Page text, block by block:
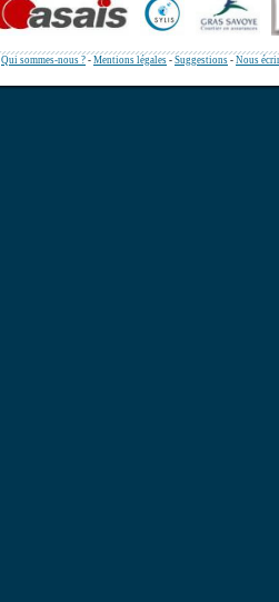
Qui sommes-nous ? - Mentions légales - Suggestions - Nous